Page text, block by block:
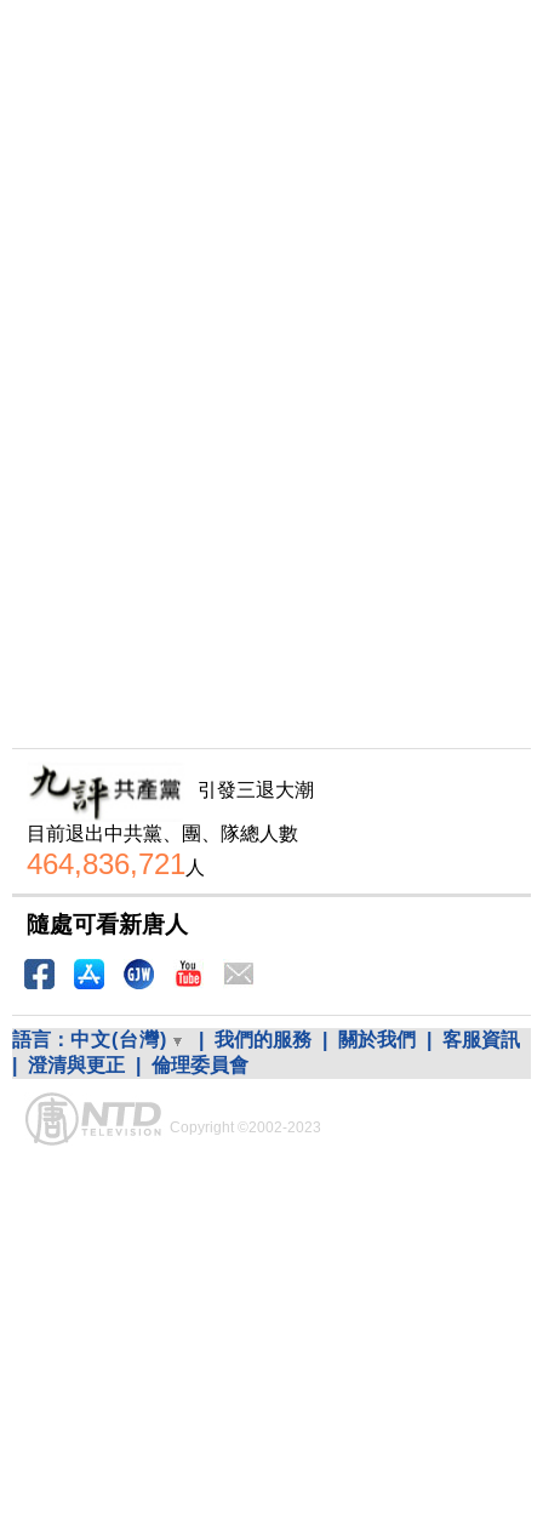
引發三退大潮
目前退出中共黨、團、隊總人數
464,836,721人
隨處可看新唐人
語言： 中文(台灣) 我們的服務 關於我們
客服資訊
澄清與更正 倫理委員會
Copyright ©2002-2023